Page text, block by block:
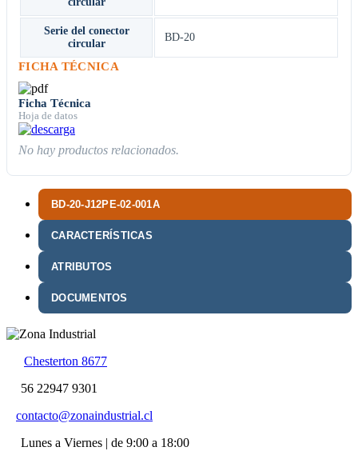
BD-20-J12PE-02-001A
CARACTERÍSTICAS
ATRIBUTOS
DOCUMENTOS
Serie del conector
circular
BD-20
FICHA TÉCNICA
Ficha Técnica
Hoja de datos
No hay productos relacionados.
Chesterton 8677
56 22947 9301
contacto@zonaindustrial.cl
Lunes a Viernes | de 9:00 a 18:00